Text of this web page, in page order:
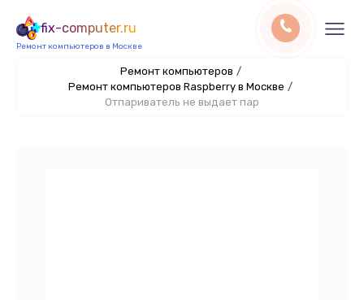
fix-computer.ru
Ремонт компьютеров в Москве
Ремонт компьютеров /
Ремонт компьютеров Raspberry в Москве /
Отпариватель не выдает пар